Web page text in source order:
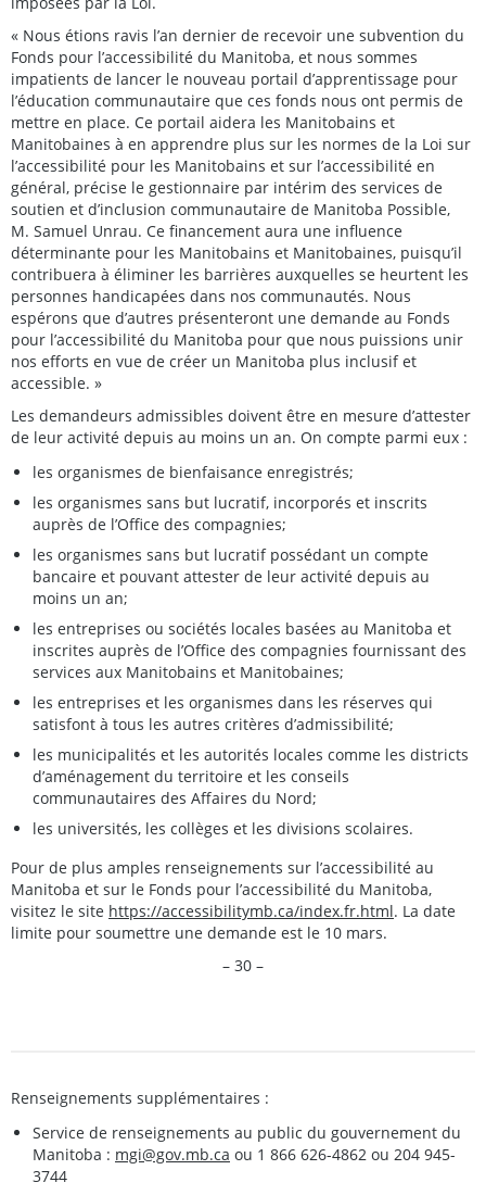
« Nous étions ravis l’an dernier de recevoir une subvention du
Fonds pour l’accessibilité du Manitoba, et nous sommes
impatients de lancer le nouveau portail d’apprentissage pour
l’éducation communautaire que ces fonds nous ont permis de
mettre en place. Ce portail aidera les Manitobains et
Manitobaines à en apprendre plus sur les normes de la Loi sur
l’accessibilité pour les Manitobains et sur l’accessibilité en
général, précise le gestionnaire par intérim des services de
soutien et d’inclusion communautaire de Manitoba Possible,
M. Samuel Unrau. Ce financement aura une influence
déterminante pour les Manitobains et Manitobaines, puisqu’il
contribuera à éliminer les barrières auxquelles se heurtent les
personnes handicapées dans nos communautés. Nous
espérons que d’autres présenteront une demande au Fonds
pour l’accessibilité du Manitoba pour que nous puissions unir
nos efforts en vue de créer un Manitoba plus inclusif et
accessible. »
Les demandeurs admissibles doivent être en mesure d’attester
de leur activité depuis au moins un an. On compte parmi eux :
les organismes de bienfaisance enregistrés;
les organismes sans but lucratif, incorporés et inscrits
auprès de l’Office des compagnies;
les organismes sans but lucratif possédant un compte
bancaire et pouvant attester de leur activité depuis au
moins un an;
les entreprises ou sociétés locales basées au Manitoba et
inscrites auprès de l’Office des compagnies fournissant des
services aux Manitobains et Manitobaines;
les entreprises et les organismes dans les réserves qui
satisfont à tous les autres critères d’admissibilité;
les municipalités et les autorités locales comme les districts
d’aménagement du territoire et les conseils
communautaires des Affaires du Nord;
les universités, les collèges et les divisions scolaires.
Pour de plus amples renseignements sur l’accessibilité au
Manitoba et sur le Fonds pour l’accessibilité du Manitoba,
visitez le site https://accessibilitymb.ca/index.fr.html. La date
limite pour soumettre une demande est le 10 mars.
– 30 –
Renseignements supplémentaires :
Service de renseignements au public du gouvernement du
Manitoba : mgi@gov.mb.ca ou 1 866 626-4862 ou 204 945-
3744